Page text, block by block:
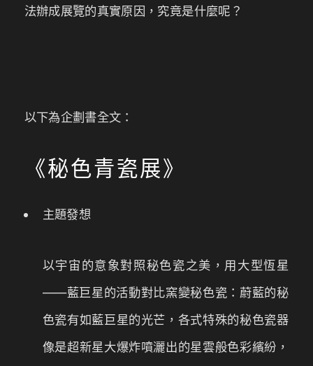
法辦成展覽的真實原因，究竟是什麼呢？
以下為企劃書全文：
《秘色青瓷展》
主題發想
以宇宙的意象對照秘色瓷之美，用大型恆星
——藍巨星的活動對比窯變秘色瓷：蔚藍的秘
色瓷有如藍巨星的光芒，各式特殊的秘色瓷器
像是超新星大爆炸噴灑出的星雲般色彩繽紛，